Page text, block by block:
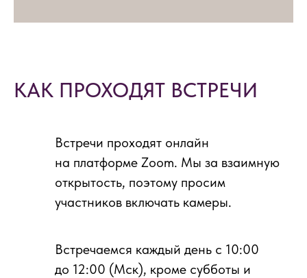
КАК ПРОХОДЯТ ВСТРЕЧИ
Встречи проходят онлайн
на платформе Zoom. Мы за взаимную
открытость, поэтому просим
участников включать камеры.
Встречаемся каждый день с 10:00
до 12:00 (Мск), кроме субботы и